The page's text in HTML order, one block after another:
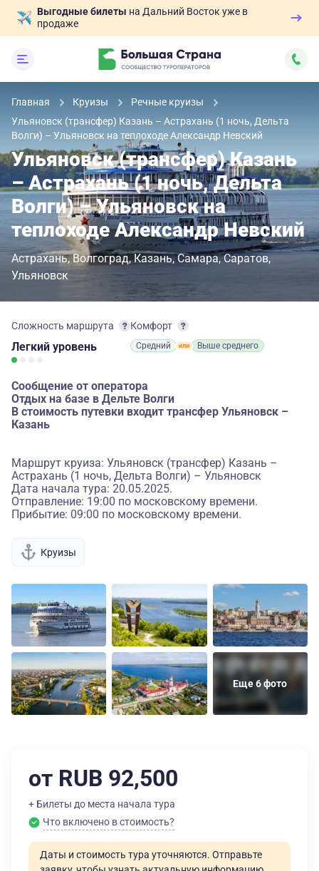
Выгодные билеты на Дальний Восток уже в
продаже
Главная Круизы
Речные круизы
Ульяновск (трансфер) Казань – Астрахань (1 ночь, Дельта
Волги) – Ульяновск на теплоходе Александр Невский
Ульяновск (трансфер) Казань
– Астрахань (1 ночь, Дельта
Волги) – Ульяновск на
теплоходе Александр Невский
Астрахань Волгоград Казань Самара Саратов
Ульяновск
Сложность маршрута
Легкий уровень
Комфорт
Средний Выше среднего
Сообщение от оператора
Отдых на базе в Дельте Волги
В стоимость путевки входит трансфер Ульяновск –
Казань
Маршрут круиза: Ульяновск (трансфер) Казань –
Астрахань (1 ночь, Дельта Волги) – Ульяновск
Дата начала тура: 20.05.2025.
Отправление: 19:00 по московскому времени.
Прибытие: 09:00 по московскому времени.
Круизы
Еще 6 фото
от RUB 92,500
+ Билеты до места начала тура
Что включено в стоимость?
Даты и стоимость тура уточняются. Отправьте